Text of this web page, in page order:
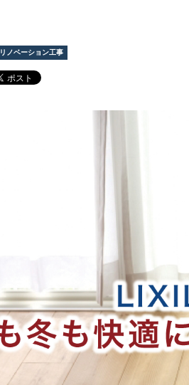
リノベーション工事